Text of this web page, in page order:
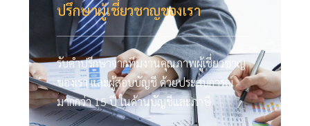
ปรึกษาผู้เชี่ยวชาญของเรา
รับคำปรึกษาจากทีมงานคุณภาพผู้เชี่ยวชาญ
ของเรา และผู้สอบบัญชี ด้วยประสบการณ์
มากกว่า 15 ปี ในด้านบัญชีและภาษี